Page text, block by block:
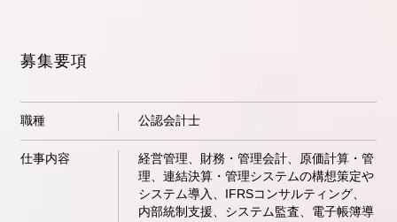
募集要項
職種 公認会計士
仕事内容
経営管理、財務・管理会計、原価計算・管
理、連結決算・管理システムの構想策定や
システム導入、IFRSコンサルティング、
内部統制支援、システム監査、電子帳簿導